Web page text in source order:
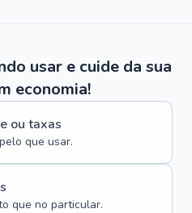
usar e cuide da sua
economia!
ou taxas
que usar.
que no particular.